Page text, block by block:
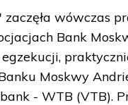
wówczas
Bank
Moskwy
- WTB (VTB).